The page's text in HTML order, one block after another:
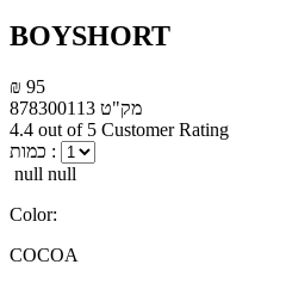
BOYSHORT
₪ 95
מק"ט 878300113
4.4 out of 5 Customer Rating
כמות :
null null
Color:
COCOA